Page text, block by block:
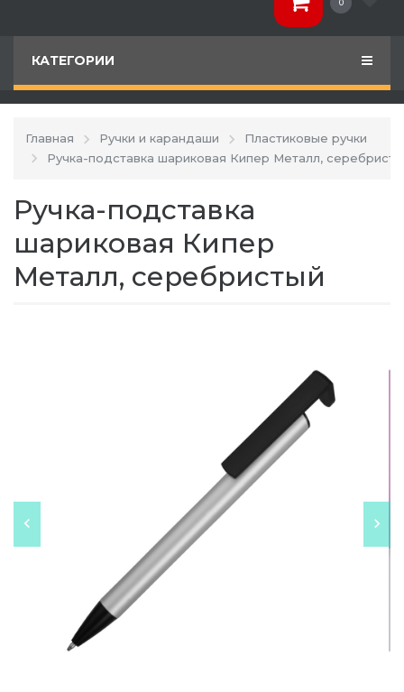
0
КАТЕГОРИИ
Главная Ручки и карандаши
Пластиковые ручки
Ручка-подставка шариковая Кипер Металл,
Ручка-подставка
шариковая Кипер
Металл, серебристый